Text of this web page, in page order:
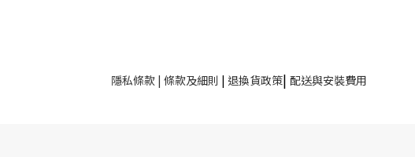
隱私條款| 條款及細則 | 退換貨政策| 配送與安裝費用